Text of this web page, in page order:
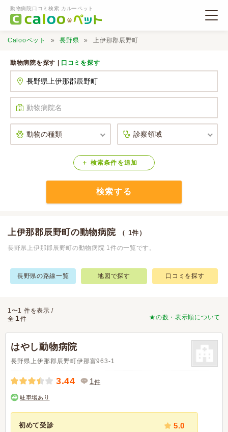
動物病院口コミ検索 カルーペット
口コミ検索
Calooペットとは？
Calooペット 長野県 上伊那郡辰野町
動物病院を探す | 口コミを探す
検索条件 を追加
検索する
上伊那郡辰野町の動物病院 （ 1件）
長野県上伊那郡辰野町の動物病院 1件の一覧です。
長野県の路線一覧 地図で探す 口コミを探す
★の数・表示順について
1〜1 件を表示 /
全 1件
はやし動物病院
長野県上伊那郡辰野町伊那富963-1
3.44 1件
駐車場あり
初めて受診 5.0